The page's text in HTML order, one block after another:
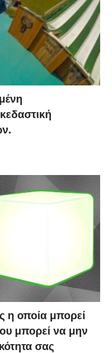
η οποία μπορεί
μπορεί να μην
σας